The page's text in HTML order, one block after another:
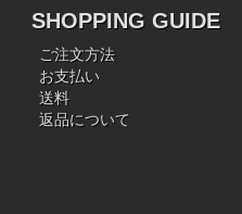
SHOPPING GUIDE
ご注文方法
お支払い
送料
返品について